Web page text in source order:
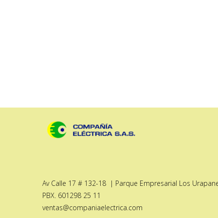
Av Calle 17 # 132-18 | Parque Empresarial Los
PBX. 601298 25 11
ventas@companiaelectrica.com